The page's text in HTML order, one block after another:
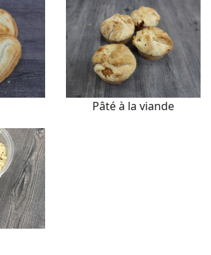
Pâté à la viande